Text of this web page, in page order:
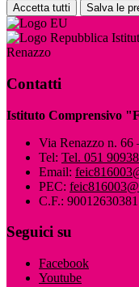
Accetta tutti Salva le
Renazzo
Contatti
Istituto Comprensivo
Via Renazzo n.
Tel: Tel. 051
Email:
PEC:
C.F.: 90012630381
Seguici su
Facebook
Youtube